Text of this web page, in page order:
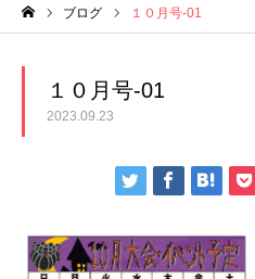
ブログ １０月号-01
１０月号-01
2023.09.23